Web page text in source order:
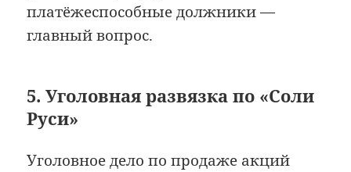
платёжеспособные должники —
главный вопрос.
5. Уголовная развязка по «Соли
Руси»
Уголовное дело по продаже акций